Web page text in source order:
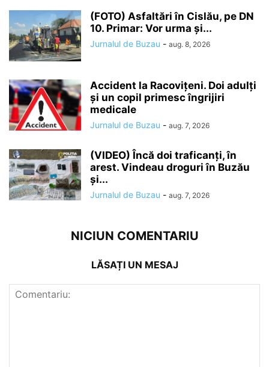
(FOTO) Asfaltări în Cislău, pe DN
10. Primar: Vor urma și...
Jurnalul de Buzau - aug. 8, 2026
Accident la Racovițeni. Doi adulți
și un copil primesc îngrijiri
medicale
Jurnalul de Buzau - aug. 7, 2026
(VIDEO) Încă doi traficanți, în
arest. Vindeau droguri în Buzău
și...
Jurnalul de Buzau - aug. 7, 2026
NICIUN COMENTARIU
LĂSAȚI UN MESAJ